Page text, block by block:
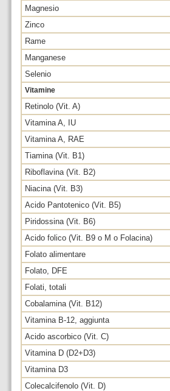
Magnesio
Zinco
Rame
Manganese
Selenio
Vitamine
Retinolo (Vit. A)
Vitamina A, IU
Vitamina A, RAE
Tiamina (Vit. B1)
Riboflavina (Vit. B2)
Niacina (Vit. B3)
Acido Pantotenico (Vit. B5)
Piridossina (Vit. B6)
Acido folico (Vit. B9 o M o Folacina)
Folato alimentare
Folato, DFE
Folati, totali
Cobalamina (Vit. B12)
Vitamina B-12, aggiunta
Acido ascorbico (Vit. C)
Vitamina D (D2+D3)
Vitamina D3
Colecalcifenolo (Vit. D)